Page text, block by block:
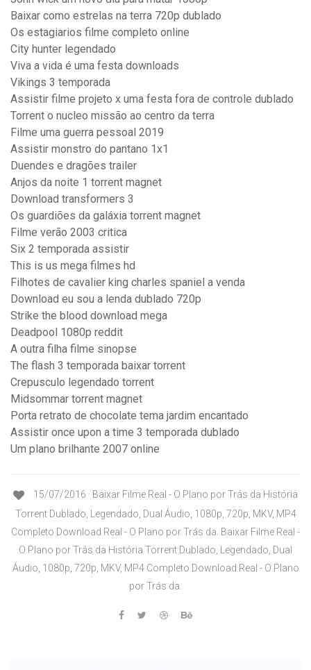
Baixar como estrelas na terra 720p dublado
Os estagiarios filme completo online
City hunter legendado
Viva a vida é uma festa downloads
Vikings 3 temporada
Assistir filme projeto x uma festa fora de controle dublado
Torrent o nucleo missão ao centro da terra
Filme uma guerra pessoal 2019
Assistir monstro do pantano 1x1
Duendes e dragões trailer
Anjos da noite 1 torrent magnet
Download transformers 3
Os guardiões da galáxia torrent magnet
Filme verão 2003 critica
Six 2 temporada assistir
This is us mega filmes hd
Filhotes de cavalier king charles spaniel a venda
Download eu sou a lenda dublado 720p
Strike the blood download mega
Deadpool 1080p reddit
A outra filha filme sinopse
The flash 3 temporada baixar torrent
Crepusculo legendado torrent
Midsommar torrent magnet
Porta retrato de chocolate tema jardim encantado
Assistir once upon a time 3 temporada dublado
Um plano brilhante 2007 online
15/07/2016 · Baixar Filme Real - O Plano por Trás da História
Torrent Dublado, Legendado, Dual Áudio, 1080p, 720p, MKV, MP4
Completo Download Real - O Plano por Trás da. Baixar Filme Real -
O Plano por Trás da História Torrent Dublado, Legendado, Dual
Áudio, 1080p, 720p, MKV, MP4 Completo Download Real - O Plano
por Trás da.